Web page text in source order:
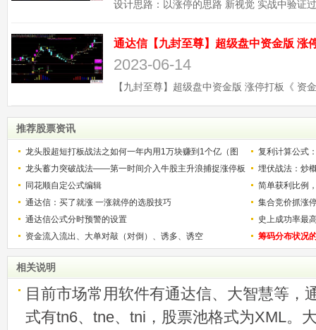
2023-06-14
推荐股票资讯
龙头股超短打板战法之如何一年内用1万块赚到1个亿（图
解）
复利计算公式
少？
龙头蓄力突破战法——第一时间介入牛股主升浪捕捉涨停板
的技巧（图解）
埋伏战法：炒
同花顺自定公式编辑
简单获利比例
用
通达信：买了就涨 一涨就停的选股技巧
集合竞价抓涨
通达信公式分时预警的设置
史上成功率最
称选股法宝！
资金流入流出、大单对敲（对倒）、诱多、诱空 筹码分布状况
相关说明
目前市场常用软件有通达信、大智慧等，
式有tn6、tne、tni，股票池格式为XML。